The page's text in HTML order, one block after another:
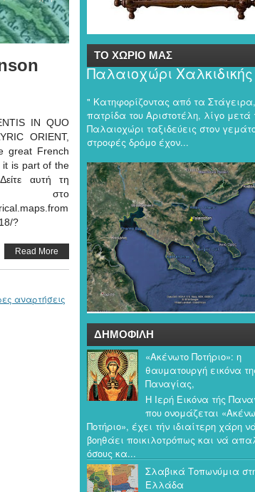
IN QUO
ORIENT,
great French
it is part of the
αυτή τη
στο
?
Read More
αναρτήσεις
ΤΟ ΧΩΡΙΟ ΜΑΣ
Παλαιοχώρι Χαλκιδικής
" Κατηφορίζοντας από τα
πατρίδα του Αριστοτέλη, λίγο μετά
Παλαιοχώρι ταξιδεύεις στον
στροφές δρόμο έχον...
ΔΗΜΟΦΙΛΗ
«Ακένωτο Ποτήριο»: η
θαυματουργή εικόνα
Παναγίας,
Η Ιερή Εικόνα τής
που ονομάζεται
Ποτήριο», έχει τήν ιδιαίτερη χάρη
βοηθάει ποικιλοτρόπως και νά
όσους κα...
Σλαβικά Τοπωνύμια
Ελλάδα